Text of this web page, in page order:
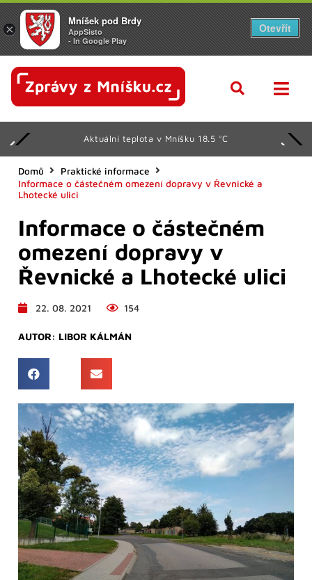
Aktuální teplota v Mníšku 18.5 °C
Domů
Praktické informace
Informace o částečném omezení dopravy v Řevnické a
Lhotecké ulici
Informace o částečném
omezení dopravy v
Řevnické a Lhotecké ulici
22. 08. 2021 154
AUTOR: LIBOR KÁLMÁN
×
Mníšek pod Brdy
AppSisto
- In Google Play
Otevřít